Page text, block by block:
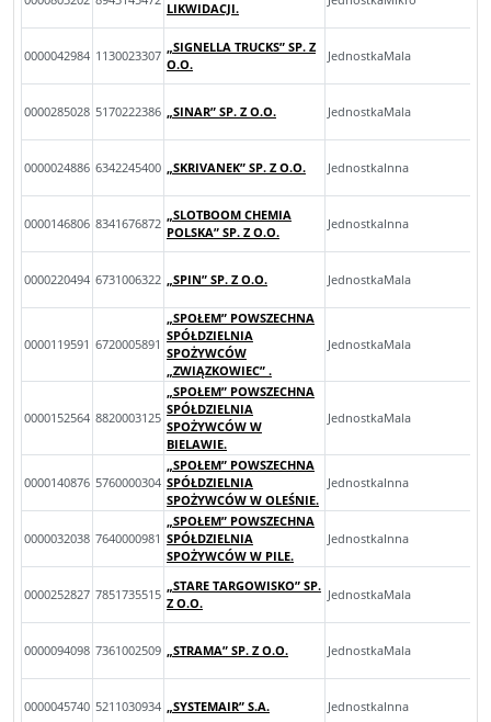
LIKWIDACJI.
0000042984 1130023307
„SIGNELLA TRUCKS” SP. Z
O.O.
JednostkaMala
0000285028 5170222386 „SINAR” SP. Z O.O. JednostkaMala
0000024886 6342245400 „SKRIVANEK” SP. Z O.O. JednostkaInna
0000146806 8341676872
„SLOTBOOM CHEMIA
POLSKA” SP. Z O.O.
JednostkaInna
0000220494 6731006322 „SPIN” SP. Z O.O. JednostkaMala
0000119591 6720005891
„SPOŁEM” POWSZECHNA
SPÓŁDZIELNIA
SPOŻYWCÓW
„ZWIĄZKOWIEC” .
JednostkaMala
0000152564 8820003125
„SPOŁEM” POWSZECHNA
SPÓŁDZIELNIA
SPOŻYWCÓW W
BIELAWIE.
JednostkaMala
0000140876 5760000304
„SPOŁEM” POWSZECHNA
SPÓŁDZIELNIA
SPOŻYWCÓW W OLEŚNIE.
JednostkaInna
0000032038 7640000981
„SPOŁEM” POWSZECHNA
SPÓŁDZIELNIA
SPOŻYWCÓW W PILE.
JednostkaInna
0000252827 7851735515
„STARE TARGOWISKO” SP.
Z O.O.
JednostkaMala
0000094098 7361002509 „STRAMA” SP. Z O.O. JednostkaMala
0000045740 5211030934 „SYSTEMAIR” S.A. JednostkaInna